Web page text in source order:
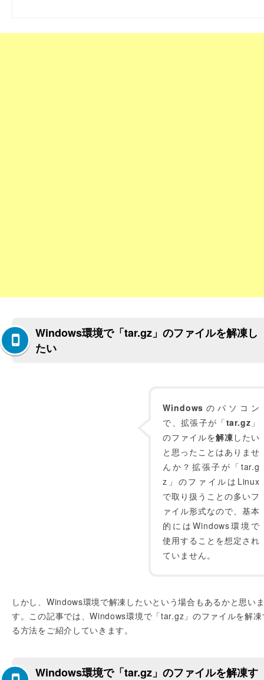
Windows環境で「tar.gz」のファイルを解凍し
たい
Windows のパソコン
で、拡張子が「tar.gz 」
のファイルを解凍 したい
と思ったことはありませ
んか？拡張子が「tar.g
z」のファイルはLinux
で取り扱うことの多いフ
ァイル形式なので、基本
的にはWindows環境で
使用することを想定され
ていません。
しかし、Windows環境で解凍したいという場合もあるかと思い
す。この記事では、Windows環境で「tar.gz」のファイルを解凍
る方法をご紹介していきます。
Windows環境で「tar.gz」のファイルを解凍す